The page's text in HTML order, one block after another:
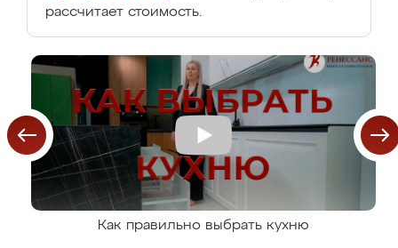
рассчитает стоимость.
Как правильно выбрать кухню